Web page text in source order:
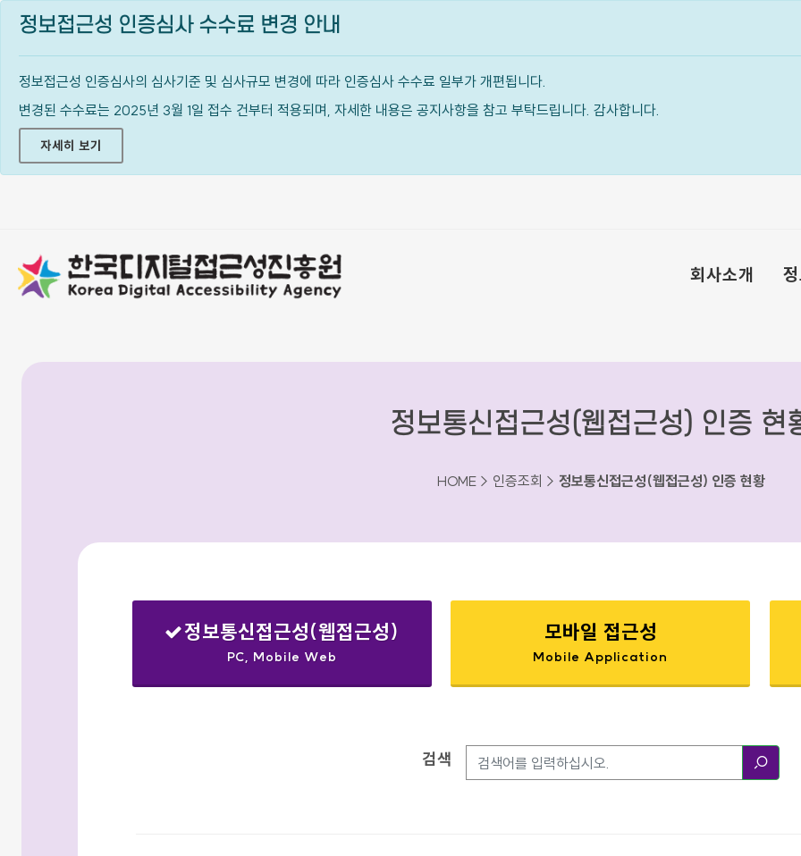
정보접근성 인증심사 수수료 변경 안내
정보접근성 인증심사의 심사기준 및 심사규모 변경에 따라 인증심사 수수료 일부가 개편됩니다.
변경된 수수료는 2025년 3월 1일 접수 건부터 적용되며, 자세한 내용은 공지사항을 참고 부탁드립니다. 감사합니다.
자세히 보기
회사소개
정보통신접근성(웹접근성) 인증 현
HOME > 인증조회 > 정보통신접근성(웹접근성) 인증 현황
정보통신접근성(웹접근성)
PC, Mobile Web
모바일 접근성
Mobile Application
검색